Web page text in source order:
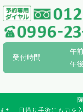
受付時間
午
午
また、日帰り手術にも力を